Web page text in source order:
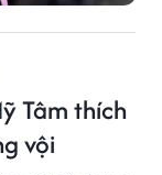
Tâm thích
vội